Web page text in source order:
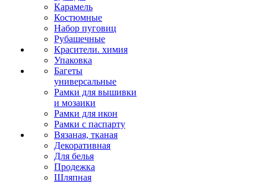
Карамель
Костюмные
Набор пуговиц
Рубашечные
Красители. химия
Упаковка
Багеты
универсальные
Рамки для вышивки
и мозаики
Рамки для икон
Рамки с паспарту
Вязаная, тканая
Декоративная
Для белья
Продежка
Шляпная